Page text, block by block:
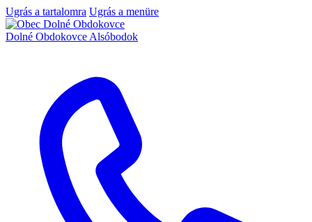
Ugrás a tartalomra Ugrás a menüre
Dolné Obdokovce Alsóbodok